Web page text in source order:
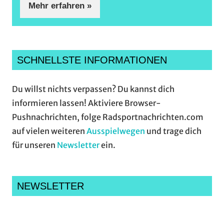
Mehr erfahren »
SCHNELLSTE INFORMATIONEN
Du willst nichts verpassen? Du kannst dich
informieren lassen! Aktiviere Browser-
Pushnachrichten, folge Radsportnachrichten.com
auf vielen weiteren Ausspielwegen und trage dich
für unseren Newsletterein.
NEWSLETTER